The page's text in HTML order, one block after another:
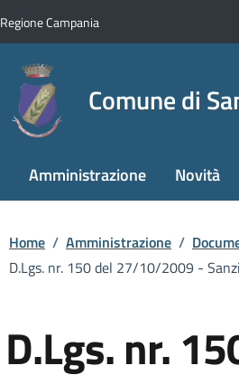
Regione Campania
Comune di
Amministrazione Novità
Home / Amministrazione /
D.Lgs. nr. 150 del 27/10/2009 -
D.Lgs. nr.